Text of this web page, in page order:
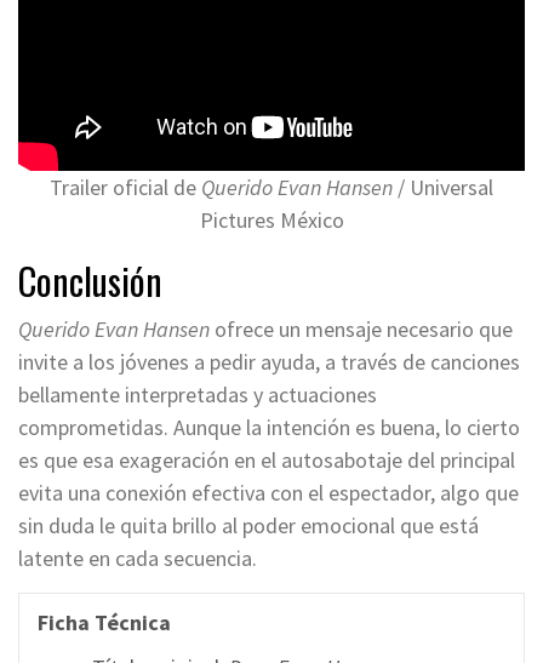
Trailer oficial de Querido Evan Hansen / Universal
Pictures México
Conclusión
Querido Evan Hansen ofrece un mensaje necesario que
invite a los jóvenes a pedir ayuda, a través de canciones
bellamente interpretadas y actuaciones
comprometidas. Aunque la intención es buena, lo cierto
es que esa exageración en el autosabotaje del principal
evita una conexión efectiva con el espectador, algo que
sin duda le quita brillo al poder emocional que está
latente en cada secuencia.
Ficha Técnica